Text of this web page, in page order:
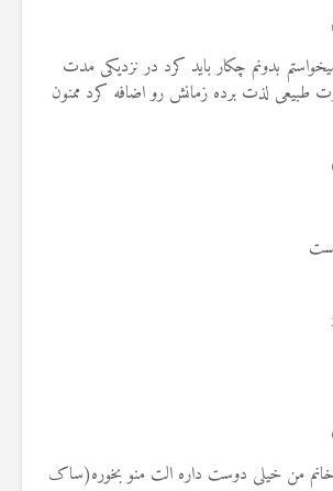
بدونم چکار باید کرد در نزدیکی مدت
طبیعی لذت برده زمانش رو اضافه کرد ممنون
من خیلی دوست داره الت منو بخوره(ساک